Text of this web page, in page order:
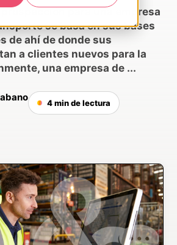
prospección para una empresa
se basa en sus bases
de ahí de donde sus
a clientes nuevos para la
una empresa de ...
4 min de lectura